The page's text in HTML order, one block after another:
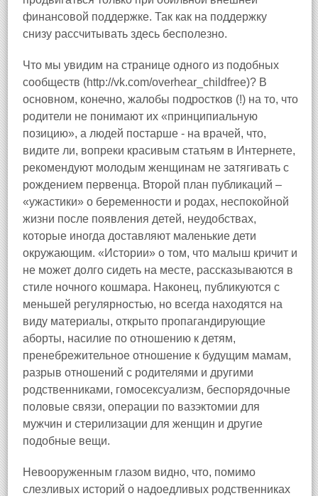
финансовой поддержке. Так как на поддержку
снизу рассчитывать здесь бесполезно.
Что мы увидим на странице одного из подобных
сообществ (http://vk.com/overhear_childfree)? В
основном, конечно, жалобы подростков (!) на то, что
родители не понимают их «принципиальную
позицию», а людей постарше - на врачей, что,
видите ли, вопреки красивым статьям в Интернете,
рекомендуют молодым женщинам не затягивать с
рождением первенца. Второй план публикаций –
«ужастики» о беременности и родах, неспокойной
жизни после появления детей, неудобствах,
которые иногда доставляют маленькие дети
окружающим. «Истории» о том, что малыш кричит и
не может долго сидеть на месте, рассказываются в
стиле ночного кошмара. Наконец, публикуются с
меньшей регулярностью, но всегда находятся на
виду материалы, открыто пропагандирующие
аборты, насилие по отношению к детям,
пренебрежительное отношение к будущим мамам,
разрыв отношений с родителями и другими
родственниками, гомосексуализм, беспорядочные
половые связи, операции по вазэктомии для
мужчин и стерилизации для женщин и другие
подобные вещи.
Невооруженным глазом видно, что, помимо
слезливых историй о надоедливых родственниках